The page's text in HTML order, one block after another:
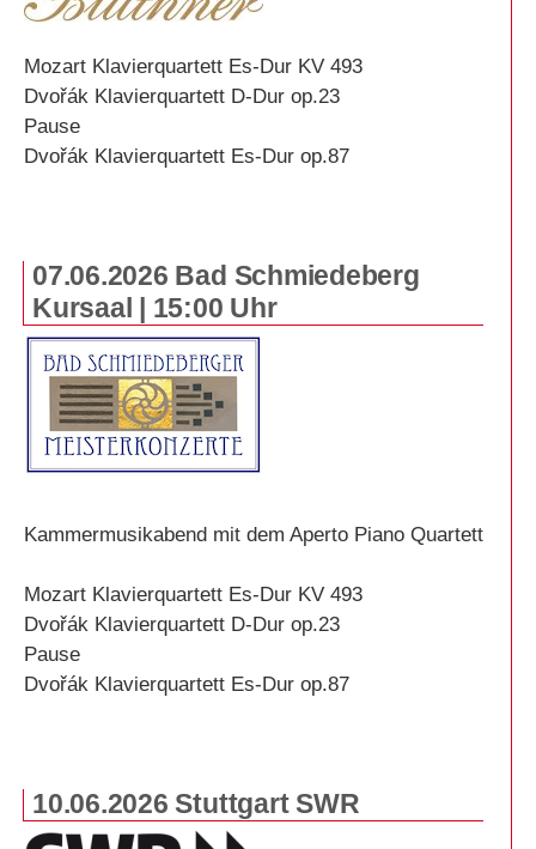
Mozart Klavierquartett Es-Dur KV 493
Dvořák Klavierquartett D-Dur op.23
Pause
Dvořák Klavierquartett Es-Dur op.87
07.06.2026 Bad Schmiedeberg
Kursaal | 15:00 Uhr
Kammermusikabend mit dem Aperto Piano Quartett
Mozart Klavierquartett Es-Dur KV 493
Dvořák Klavierquartett D-Dur op.23
Pause
Dvořák Klavierquartett Es-Dur op.87
10.06.2026 Stuttgart SWR